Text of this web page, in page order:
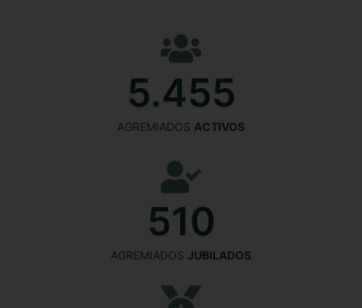
AGREMIADOS ACTIVOS
5.455
AGREMIADOS JUBILADOS
516